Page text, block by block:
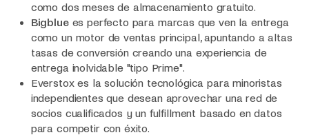
como dos meses de almacenamiento gratuito.
Bigbluees perfecto para marcas que ven la entrega
como un motor de ventas principal, apuntando a altas
tasas de conversión creando una experiencia de
entrega inolvidable "tipo Prime".
Everstox es la solución tecnológica para minoristas
independientes que desean aprovechar una red de
socios cualificados y un fulfillment basado en datos
para competir con éxito.